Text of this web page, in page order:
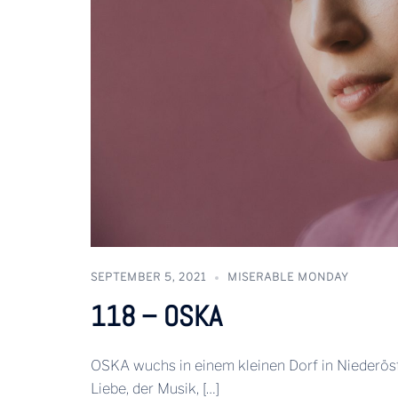
SEPTEMBER 5, 2021 MISERABLE MONDAY
118 – OSKA
OSKA wuchs in einem kleinen Dorf in
Liebe, der Musik, […]